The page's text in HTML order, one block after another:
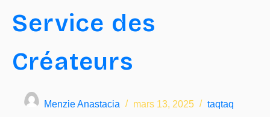
Service des
Créateurs
Menzie Anastacia mars 13, 2025 taqtaq